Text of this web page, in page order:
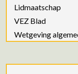
Lidmaatschap
VEZ Blad
Wetgeving